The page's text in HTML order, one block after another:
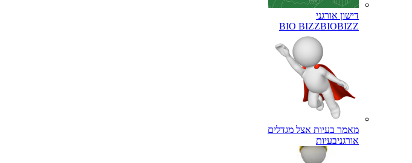
דישון אורגני
BIO BIZZBIOBIZZ
מאמר בעיות אצל מגדלים
אורגניבעיות